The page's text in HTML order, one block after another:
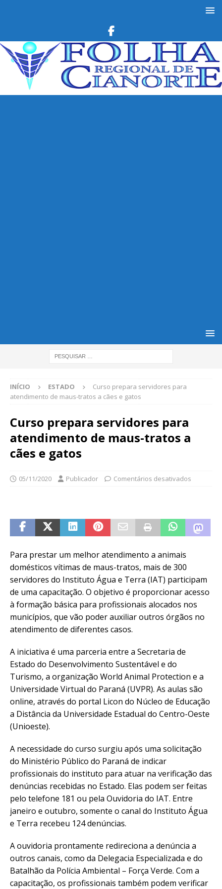
INÍCIO ESTADO
Curso prepara servidores para
atendimento de maus-tratos a cães e gatos
Curso prepara servidores para
atendimento de maus-tratos a
cães e gatos
05/11/2020 Publicador Comentários desativados
Para prestar um melhor atendimento a animais
domésticos vítimas de maus-tratos, mais de 300
servidores do Instituto Água e Terra (IAT) participam
de uma capacitação. O objetivo é proporcionar acesso
à formação básica para profissionais alocados nos
municípios, que vão poder auxiliar outros órgãos no
atendimento de diferentes casos.
A iniciativa é uma parceria entre a Secretaria de
Estado do Desenvolvimento Sustentável e do
Turismo, a organização World Animal Protection e a
Universidade Virtual do Paraná (UVPR). As aulas são
online, através do portal Licon do Núcleo de Educação
a Distância da Universidade Estadual do Centro-Oeste
(Unioeste).
A necessidade do curso surgiu após uma solicitação
do Ministério Público do Paraná de indicar
profissionais do instituto para atuar na verificação das
denúncias recebidas no Estado. Elas podem ser feitas
pelo telefone 181 ou pela Ouvidoria do IAT. Entre
janeiro e outubro, somente o canal do Instituto Água
e Terra recebeu 124 denúncias.
A ouvidoria prontamente redireciona a denúncia a
outros canais, como da Delegacia Especializada e do
Batalhão da Polícia Ambiental – Força Verde. Com a
capacitação, os profissionais também podem verificar